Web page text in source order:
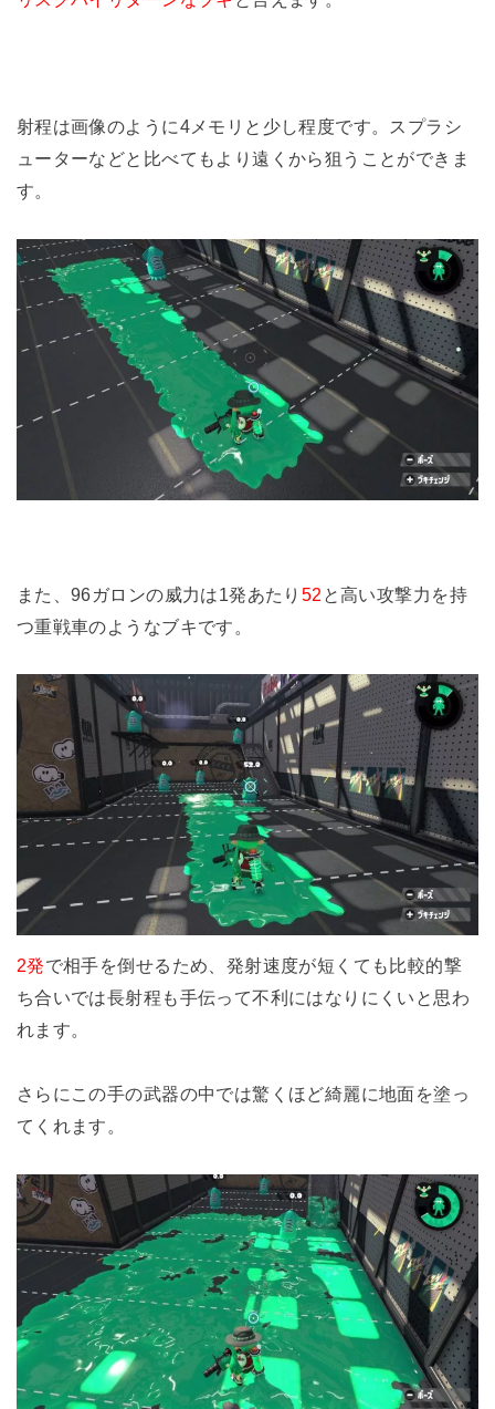
射程は画像のように4メモリと少し程度です。スプラシ
ューターなどと比べてもより遠くから狙うことができま
す。
また、96ガロンの威力は1発あたり 52 と高い攻撃力を持
つ重戦車のようなブキです。
2発で相手を倒せるため、発射速度が短くても比較的撃
ち合いでは長射程も手伝って不利にはなりにくいと思わ
れます。
さらにこの手の武器の中では驚くほど綺麗に地面を塗っ
てくれます。